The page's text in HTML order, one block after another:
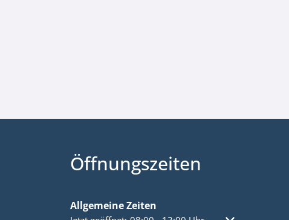
Öffnungszeiten
Allgemeine Zeiten